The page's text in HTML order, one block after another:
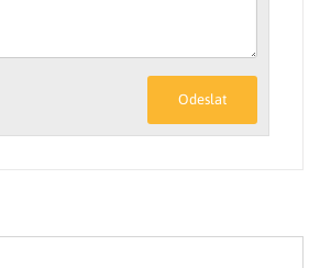
Odeslat